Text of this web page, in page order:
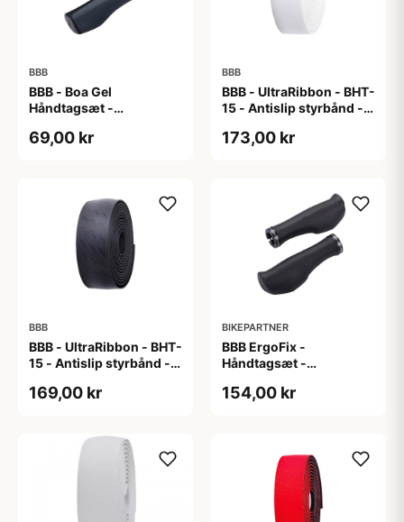
BBB
BBB - Boa Gel
Håndtagsæt -
69,00 kr
BBB
BBB - UltraRibbon - BHT-
15 - Antislip styrbånd -
173,00 kr
BBB
BBB - UltraRibbon - BHT-
15 - Antislip styrbånd -
169,00 kr
BIKEPARTNER
BBB ErgoFix -
Håndtagsæt -
Sort
154,00 kr